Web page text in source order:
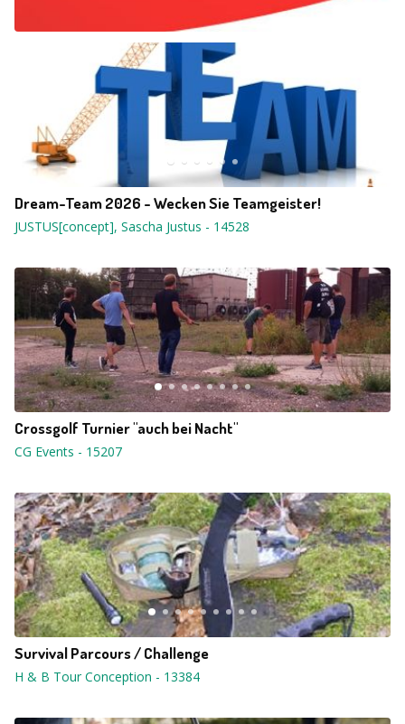
Dream-Team 2026 - Wecken Sie Teamgeister!
JUSTUS[concept], Sascha Justus - 14528
Crossgolf Turnier "auch bei Nacht"
CG Events - 15207
Survival Parcours / Challenge
H & B Tour Conception - 13384